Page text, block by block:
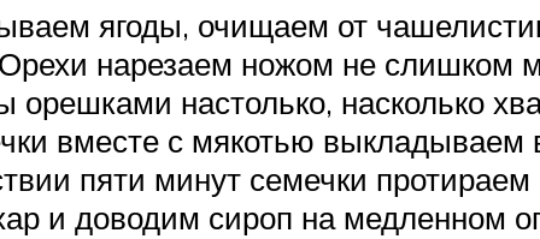
ягоды, очищаем от
нарезаем ножом не слишком
орешками настолько, насколько
вместе с мякотью
пяти минут семечки
и доводим сироп на медленном